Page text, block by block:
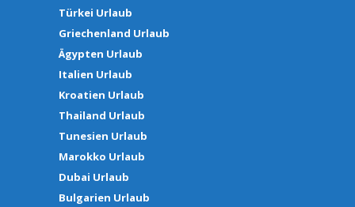
Türkei Urlaub
Griechenland Urlaub
Ägypten Urlaub
Italien Urlaub
Kroatien Urlaub
Thailand Urlaub
Tunesien Urlaub
Marokko Urlaub
Dubai Urlaub
Bulgarien Urlaub